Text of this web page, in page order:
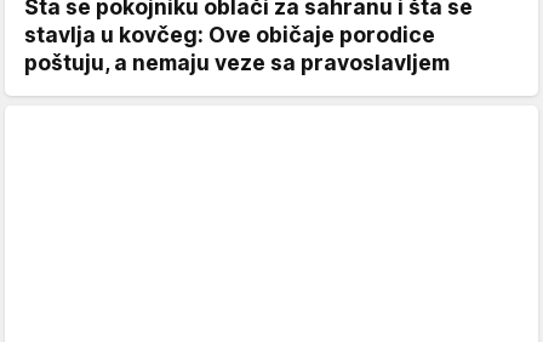
Šta se pokojniku oblači za sahranu i šta se
stavlja u kovčeg: Ove običaje porodice
poštuju, a nemaju veze sa pravoslavljem